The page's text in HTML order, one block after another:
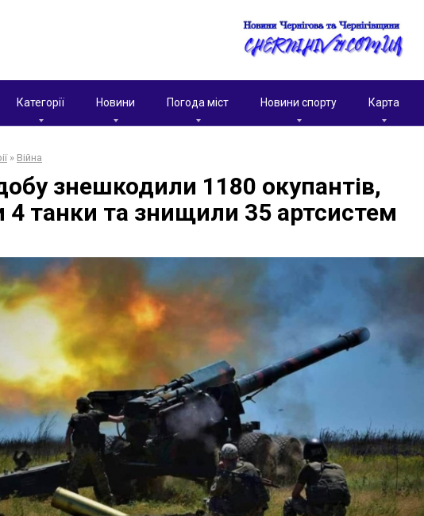
Категорії Новини Погода міст Новини спорту Карта
» Війна
знешкодили 1180 окупантів,
4 танки та знищили 35 артсистем